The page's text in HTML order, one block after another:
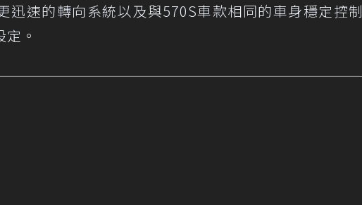
迅速的轉向系統以及與570S車款相同的車身穩定控制
。